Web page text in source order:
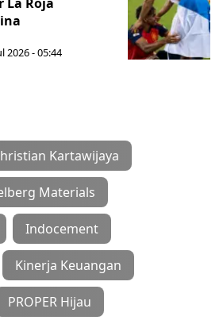
2026 - 05:44
Kartawijaya
Materials
Indocement
Kinerja Keuangan
PROPER Hijau